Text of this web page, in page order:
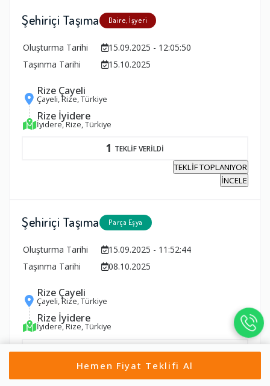
Şehiriçi Taşıma Daire, İşyeri
Oluşturma Tarihi
15.09.2025 - 12:05:50
Taşınma Tarihi
15.10.2025
Rize Çayeli
Çayeli, Rize, Türkiye
Rize İyidere
İyidere, Rize, Türkiye
1 TEKLİF VERİLDİ
TEKLİF TOPLANIYOR
İNCELE
Şehiriçi Taşıma Parça Eşya
Oluşturma Tarihi
15.09.2025 - 11:52:44
Taşınma Tarihi
08.10.2025
Rize Çayeli
Çayeli, Rize, Türkiye
Rize İyidere
İyidere, Rize, Türkiye
1TEKLİF VERİLDİ
TEKLİF TOPLANIYOR
İNCELE
Hemen Fiyat Teklifi Al